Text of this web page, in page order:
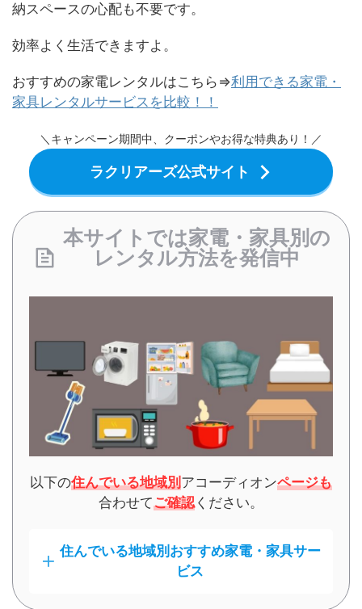
納スペースの心配も不要です。
効率よく生活できますよ。
おすすめの家電レンタルはこちら⇒利用できる家電・
家具レンタルサービスを比較！！
＼キャンペーン期間中、クーポンやお得な特典あり！／
ラクリアーズ公式サイト
本サイトでは家電・家具別の
レンタル方法を発信中
以下の住んでいる地域別アコーディオンページも
合わせてご確認 ください。
住んでいる地域別おすすめ家電・家具サー
ビス